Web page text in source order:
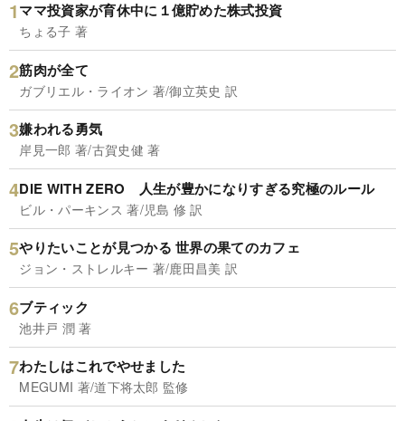
ママ投資家が育休中に１億貯めた株式投資
ちょる子 著
筋肉が全て
ガブリエル・ライオン 著/御立英史 訳
嫌われる勇気
岸見一郎 著/古賀史健 著
DIE WITH ZERO 人生が豊かになりすぎる究極のルール
ビル・パーキンス 著/児島 修 訳
やりたいことが見つかる 世界の果てのカフェ
ジョン・ストレルキー 著/鹿田昌美 訳
ブティック
池井戸 潤 著
わたしはこれでやせました
MEGUMI 著/道下将太郎 監修